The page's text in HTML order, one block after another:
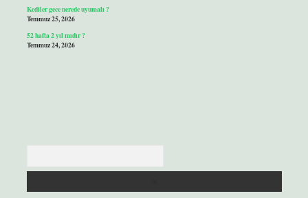
Kediler gece nerede uyumalı ?
Temmuz 25, 2026
52 hafta 2 yıl mıdır ?
Temmuz 24, 2026